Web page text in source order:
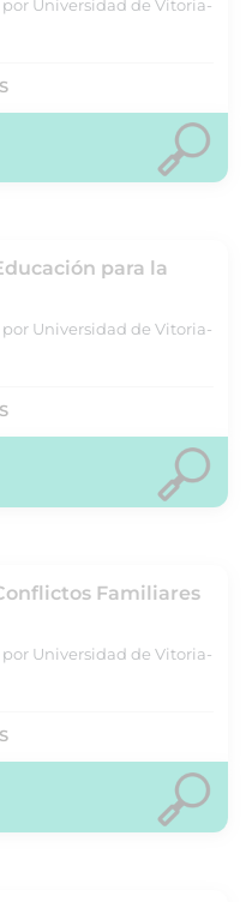
Universidad de Vitoria-
para la
Universidad de Vitoria-
Familiares
Universidad de Vitoria-